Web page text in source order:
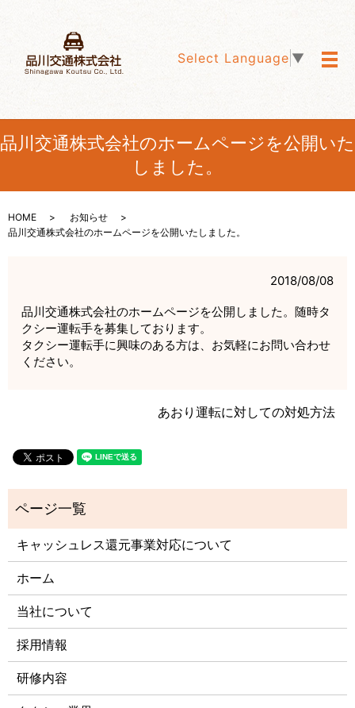
Select Language ▼
メ
品川交通株式会社のホームページを公開いた
しました。
HOME
お知らせ
品川交通株式会社のホームページを公開いたしました。
2018/08/08
品川交通株式会社のホームページを公開しました。随時タ
クシー運転手を募集しております。
タクシー運転手に興味のある方は、お気軽にお問い合わせ
ください。
あおり運転に対しての対処方法
キャッシュレス還元事業対応について
ホーム
当社について
採用情報
研修内容